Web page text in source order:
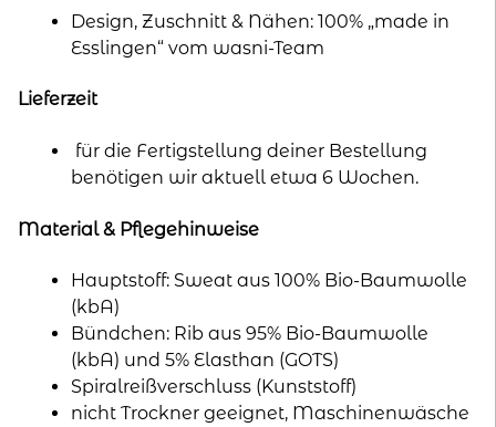
Design, Zuschnitt & Nähen: 100% „made in
Esslingen“ vom wasni-Team
Lieferzeit
für die Fertigstellung deiner Bestellung
benötigen wir aktuell etwa 6 Wochen.
Material & Pflegehinweise
Hauptstoff: Sweat aus 100% Bio-Baumwolle
(kbA)
Bündchen: Rib aus 95% Bio-Baumwolle
(kbA) und 5% Elasthan (GOTS)
Spiralreißverschluss (Kunststoff)
nicht Trockner geeignet, Maschinenwäsche